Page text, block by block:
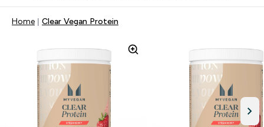
Home Clear Vegan Protein